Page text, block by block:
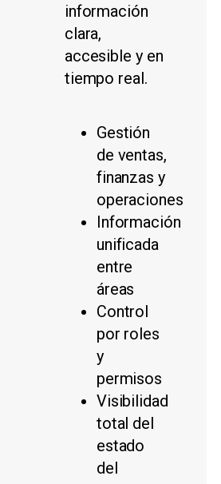
información
clara,
accesible y en
tiempo real.
Gestión
de ventas,
finanzas y
operaciones
Información
unificada
entre
áreas
Control
por roles
y
permisos
Visibilidad
total del
estado
del